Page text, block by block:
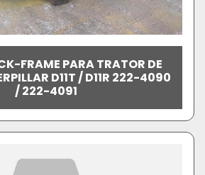
FRAME PARA TRATOR DE
D11T / D11R 222-4090
/ 222-4091